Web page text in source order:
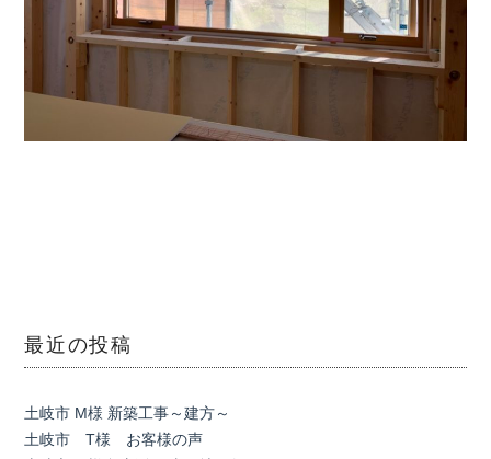
最近の投稿
土岐市 M様 新築工事～建方～
土岐市 T様 お客様の声